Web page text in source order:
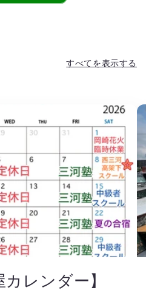
すべてを表示する
カレンダー】